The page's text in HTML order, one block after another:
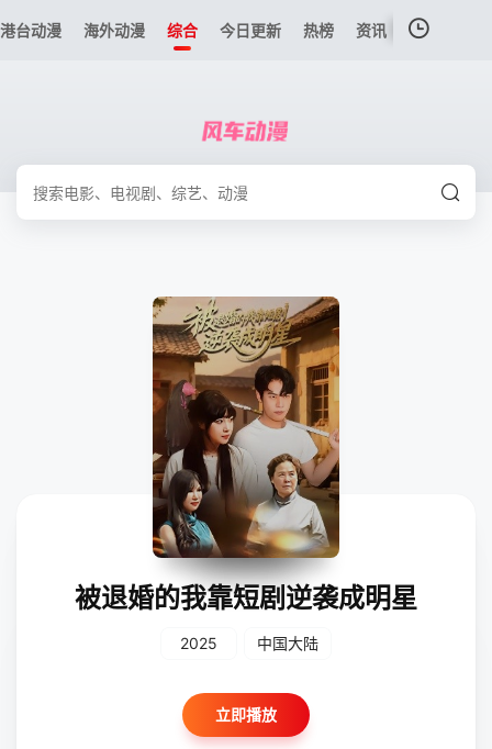
港台动漫 海外动漫 综合 今日更新 热榜 资讯
被退婚的我靠短剧逆袭成明星
2025 中国大陆
立即播放